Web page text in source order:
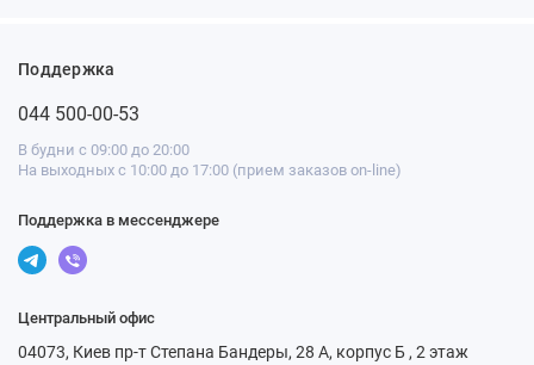
Поддержка
044 500-00-53
В будни с 09:00 до 20:00
На выходных с 10:00 до 17:00 (прием заказов on-line)
Поддержка в мессенджере
Центральный офис
04073, Киев пр-т Степана Бандеры, 28 А, корпус Б , 2 этаж